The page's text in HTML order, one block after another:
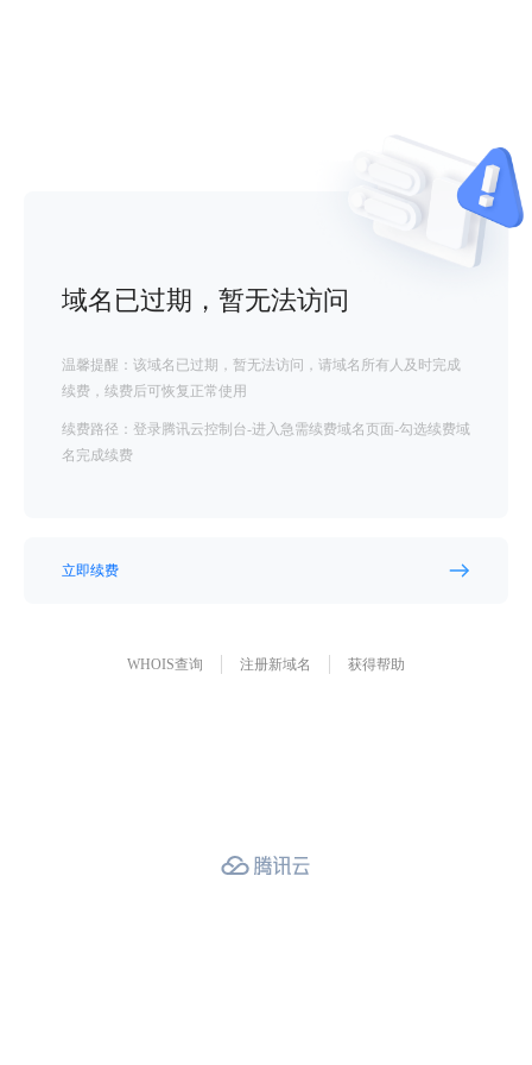
域名已过期，暂无法访问
温馨提醒：该域名已过期，暂无法访问，请域名所有人及时完成
续费，续费后可恢复正常使用
续费路径：登录腾讯云控制台-进入急需续费域名页面-勾选续费域
名完成续费
立即续费
WHOIS查询 注册新域名 获得帮助